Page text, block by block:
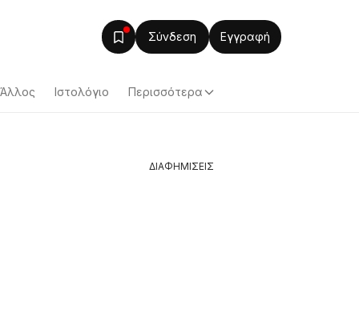
Σύνδεση Εγγραφή
Άλλος Ιστολόγιο Περισσότερα
ΔΙΑΦΗΜΙΣΕΙΣ